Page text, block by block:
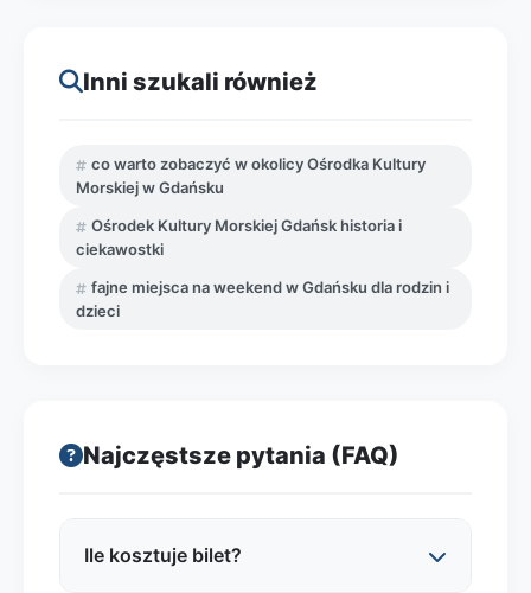
Inni szukali również
co warto zobaczyć w okolicy Ośrodka Kultury
Morskiej w Gdańsku
Ośrodek Kultury Morskiej Gdańsk historia i
ciekawostki
fajne miejsca na weekend w Gdańsku dla rodzin i
dzieci
Najczęstsze pytania (FAQ)
Ile kosztuje bilet?